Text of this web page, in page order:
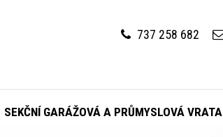
737 258 682
SEKČNÍ GARÁŽOVÁ A PRŮMYSLOVÁ VRATA